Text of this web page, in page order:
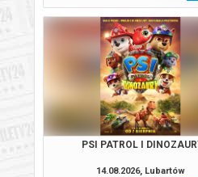
PSI PATROL I
14.08.2026, Lubartów